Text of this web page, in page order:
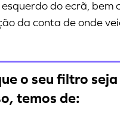
do ecrã, bem
da conta de onde
o seu filtro seja
temos de: